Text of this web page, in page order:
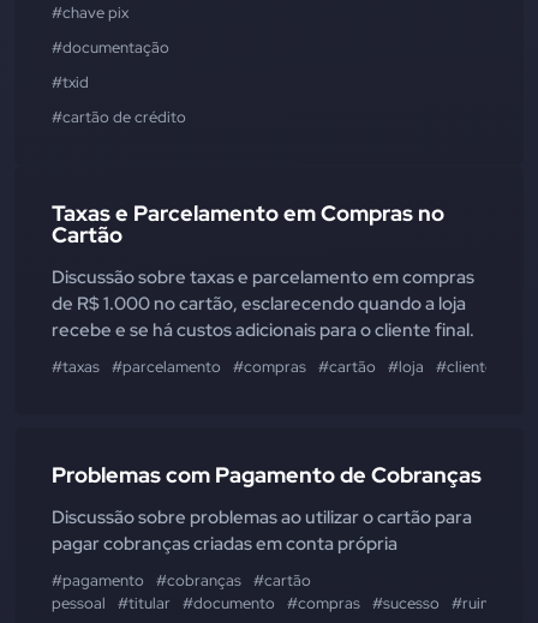
#chave pix
#documentação
#txid
#cartão de crédito
Taxas e Parcelamento em Compras no
Cartão
Discussão sobre taxas e parcelamento em compras
de R$ 1.000 no cartão, esclarecendo quando a loja
recebe e se há custos adicionais para o cliente final.
#taxas #parcelamento #compras #cartão #loja #cliente
Problemas com Pagamento de Cobranças
Discussão sobre problemas ao utilizar o cartão para
pagar cobranças criadas em conta própria
#pagamento #cobranças #cartão
pessoal
#titular #documento #compras #sucesso #ruim